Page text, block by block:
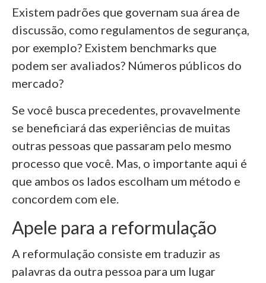
Existem padrões que governam sua área de
discussão, como regulamentos de segurança,
por exemplo? Existem benchmarks que
podem ser avaliados? Números públicos do
mercado?
Se você busca precedentes, provavelmente
se beneficiará das experiências de muitas
outras pessoas que passaram pelo mesmo
processo que você. Mas, o importante aqui é
que ambos os lados escolham um método e
concordem com ele.
Apele para a reformulação
A reformulação consiste em traduzir as
palavras da outra pessoa para um lugar